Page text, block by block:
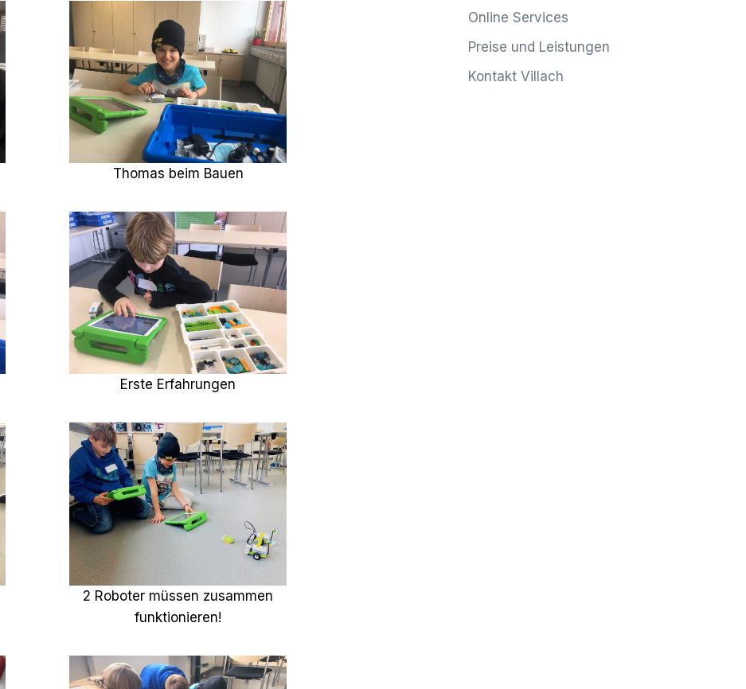
Thomas beim Bauen
Erste Erfahrungen
2 Roboter müssen zusammen
funktionieren!
Online Services
Preise und Leistungen
Kontakt Villach